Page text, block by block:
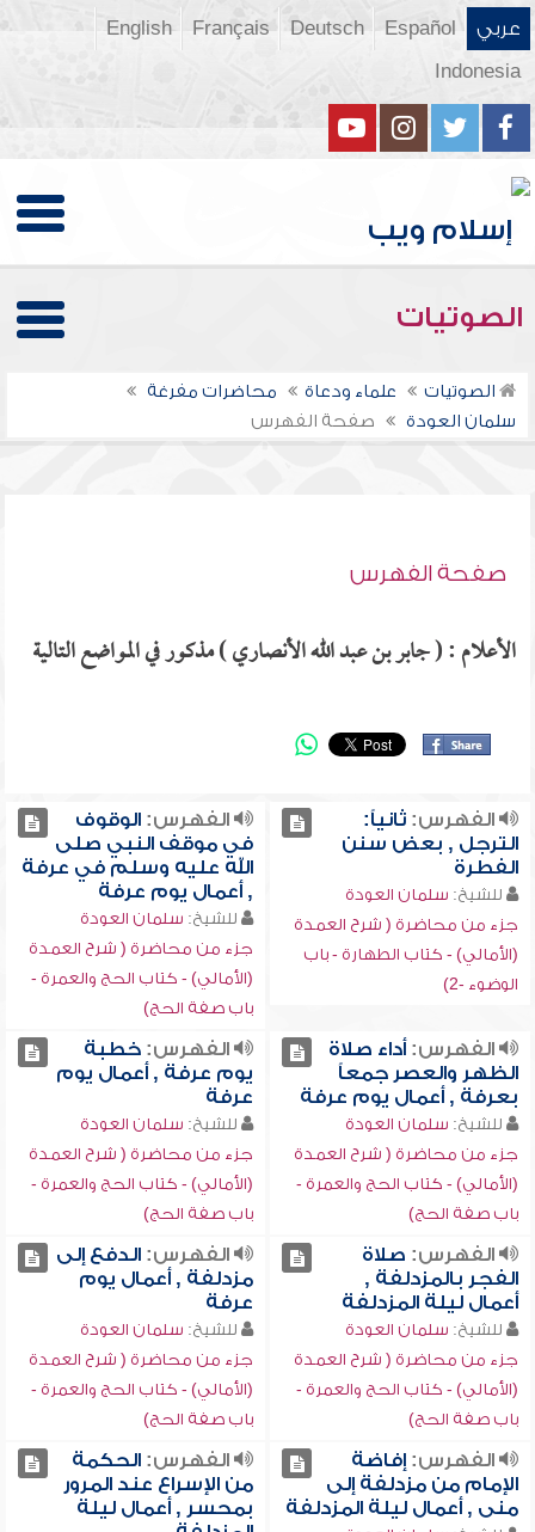
عربي Español
Deutsch
Français
English
Indonesia
الصوتيات
الصوتيات علماء ودعاة
محاضرات مفرغة
سلمان العودة
صفحة الفهرس
صفحة الفهرس
الأعلام : ( جابر بن عبد الله الأنصاري ) مذكور في المواضع التالية
الفهرس:ثانياً:
الترجل , بعض سنن
الفطرة
للشيخ: سلمان العودة
جزء من محاضرة ( شرح العمدة
(الأمالي) - كتاب الطهارة - باب
الوضوء -2)
الفهرس:الوقوف
في موقف النبي صلى
الله عليه وسلم في عرفة
, أعمال يوم عرفة
للشيخ: سلمان العودة
جزء من محاضرة ( شرح العمدة
(الأمالي) - كتاب الحج والعمرة -
باب صفة الحج)
الفهرس:أداء صلاة
الظهر والعصر جمعاً
بعرفة , أعمال يوم عرفة
للشيخ: سلمان العودة
جزء من محاضرة ( شرح العمدة
(الأمالي) - كتاب الحج والعمرة -
باب صفة الحج)
الفهرس:خطبة
يوم عرفة , أعمال يوم
عرفة
للشيخ: سلمان العودة
جزء من محاضرة ( شرح العمدة
(الأمالي) - كتاب الحج والعمرة -
باب صفة الحج)
الفهرس: صلاة
الفجر بالمزدلفة ,
أعمال ليلة المزدلفة
للشيخ: سلمان العودة
جزء من محاضرة ( شرح العمدة
(الأمالي) - كتاب الحج والعمرة -
باب صفة الحج)
الفهرس:الدفع إلى
مزدلفة , أعمال يوم
عرفة
للشيخ: سلمان العودة
جزء من محاضرة ( شرح العمدة
(الأمالي) - كتاب الحج والعمرة -
باب صفة الحج)
الفهرس:إفاضة
الإمام من مزدلفة إلى
منى , أعمال ليلة المزدلفة
الفهرس:الحكمة
من الإسراع عند المرور
بمحسر , أعمال ليلة